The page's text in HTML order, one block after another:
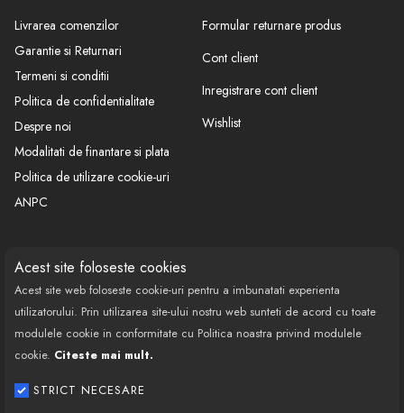
Acest site foloseste cookies
Acest site web foloseste cookie-uri pentru a imbunatati experienta
utilizatorului. Prin utilizarea site-ului nostru web sunteti de acord cu toate
modulele cookie in conformitate cu Politica noastra privind modulele
cookie. Citeste mai mult.
STRICT NECESARE
Livrarea comenzilor
Garantie si Returnari
Termeni si conditii
Politica de confidentialitate
Despre noi
Modalitati de finantare si plata
Politica de utilizare cookie-uri
ANPC
Formular returnare produs
Cont client
Inregistrare cont client
Wishlist
CONTACT
Call Center: 0377 100 941
Program de lucru: Luni-Vineri
08:00 - 18:00
Email: contact@bestautovest.ro